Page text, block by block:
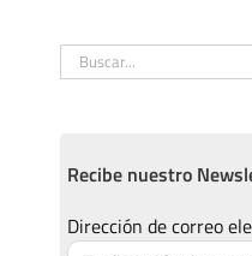
Buscar:
Recibe nuestro
Dirección de correo